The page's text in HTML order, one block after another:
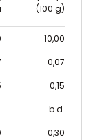
(100 g)
10,00
0,07
0,15
b.d.
0,30